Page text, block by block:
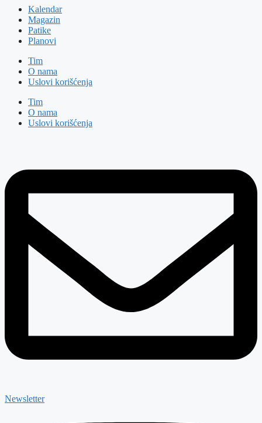
Kalendar
Magazin
Patike
Planovi
Tim
O nama
Uslovi korišćenja
Tim
O nama
Uslovi korišćenja
Newsletter